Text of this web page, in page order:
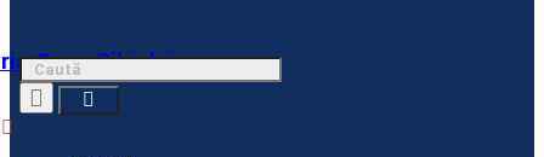
Ocna Sibiului
Menu